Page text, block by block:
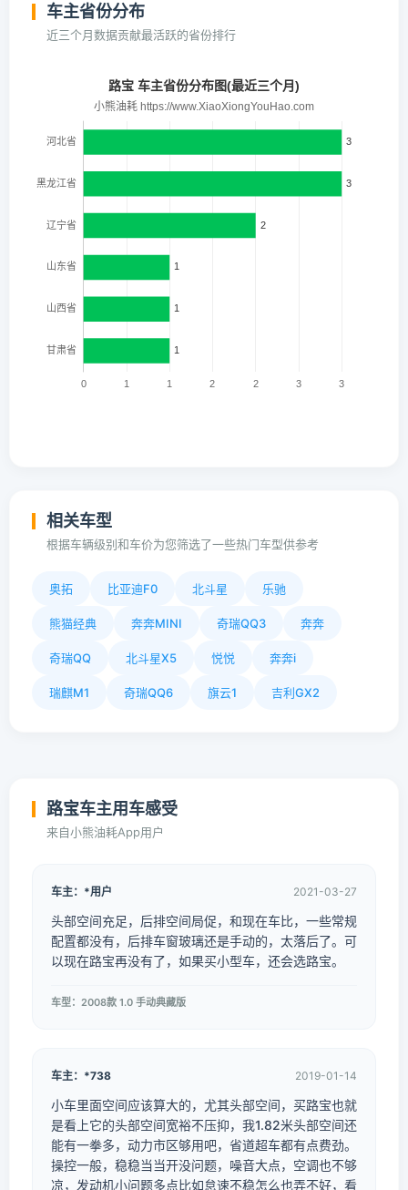
车主省份分布
近三个月数据贡献最活跃的省份排行
相关车型
根据车辆级别和车价为您筛选了一些热门车型供参考
奥拓 比亚迪F0 北斗星 乐驰
熊猫经典 奔奔MINI 奇瑞QQ3 奔奔
奇瑞QQ 北斗星X5 悦悦 奔奔i
瑞麒M1 奇瑞QQ6 旗云1 吉利GX2
路宝车主用车感受
来自小熊油耗App用户
车主：*用户 2021-03-27
头部空间充足，后排空间局促，和现在车比，一些常规
配置都没有，后排车窗玻璃还是手动的，太落后了。可
以现在路宝再没有了，如果买小型车，还会选路宝。
车型：2008款 1.0 手动典藏版
车主：*738 2019-01-14
小车里面空间应该算大的，尤其头部空间，买路宝也就
是看上它的头部空间宽裕不压抑，我1.82米头部空间还
能有一拳多，动力市区够用吧，省道超车都有点费劲。
操控一般，稳稳当当开没问题，噪音大点，空调也不够
凉，发动机小问题多点比如怠速不稳怎么也弄不好，看